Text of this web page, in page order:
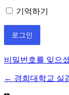
기억하기
비밀번호를 잊으
← 경희대학교 실